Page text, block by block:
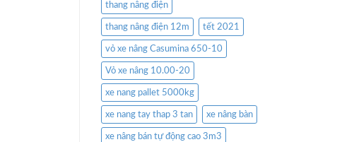
thang nâng điện
thang nâng điện 12m tết 2021
vỏ xe nâng Casumina 650-10
Vỏ xe nâng 10.00-20
xe nang pallet 5000kg
xe nang tay thap 3 tan xe nâng bàn
xe nâng bán tự động cao 3m3